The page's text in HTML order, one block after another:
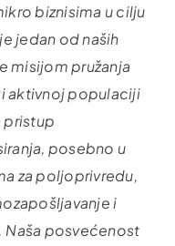
biznisima u cilju
jedan od naših
misijom pružanja
aktivnoj populaciji
pristup
posebno u
za poljoprivredu,
i
Naša posvećenost